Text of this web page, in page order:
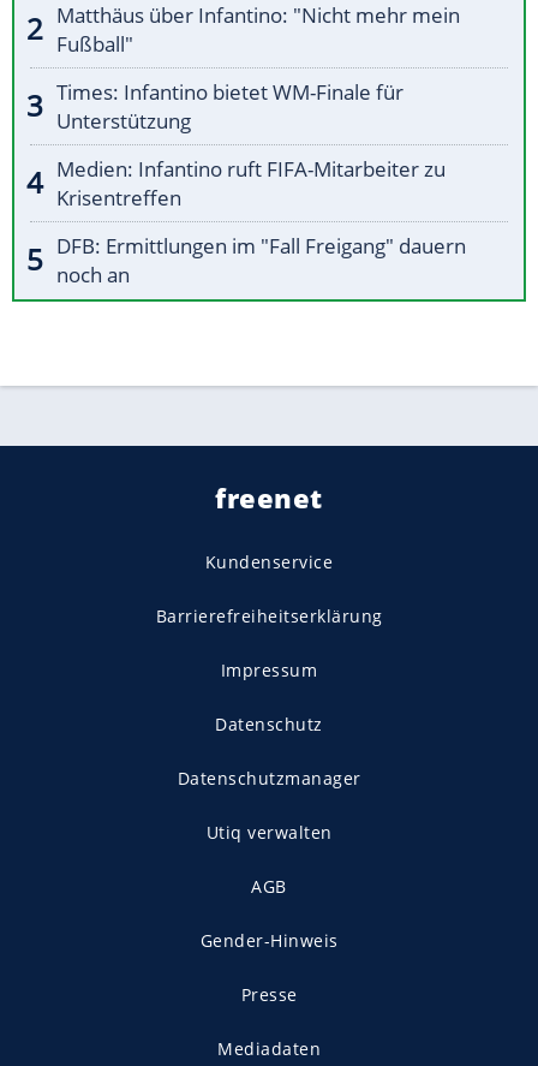
Matthäus über Infantino: "Nicht mehr mein
Fußball"
Times: Infantino bietet WM-Finale für
Unterstützung
Medien: Infantino ruft FIFA-Mitarbeiter zu
Krisentreffen
DFB: Ermittlungen im "Fall Freigang" dauern
noch an
freenet
Kundenservice
Barrierefreiheitserklärung
Impressum
Datenschutz
Datenschutzmanager
Utiq verwalten
AGB
Gender-Hinweis
Presse
Mediadaten